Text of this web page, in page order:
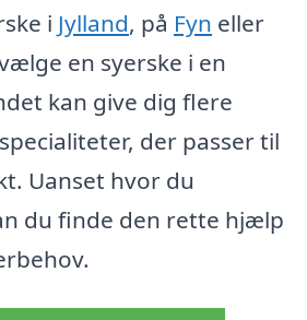
i Jylland, på Fyn eller
en syerske i en
kan give dig flere
der passer til
Uanset hvor du
du finde den rette hjælp